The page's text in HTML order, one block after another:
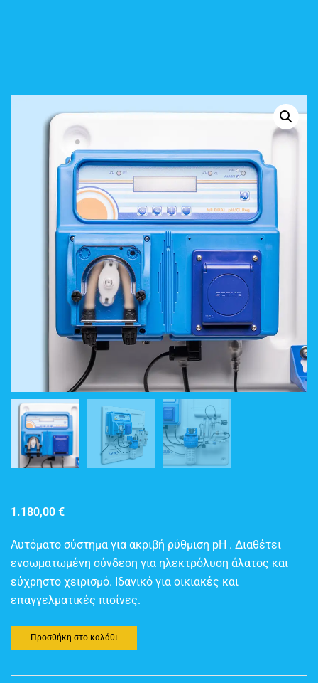
1.180,00 €
Αυτόματο σύστημα για ακριβή ρύθμιση pH . Διαθέτει
ενσωματωμένη σύνδεση για ηλεκτρόλυση άλατος και
εύχρηστο χειρισμό. Ιδανικό για οικιακές και
επαγγελματικές πισίνες.
Προσθήκη στο καλάθι